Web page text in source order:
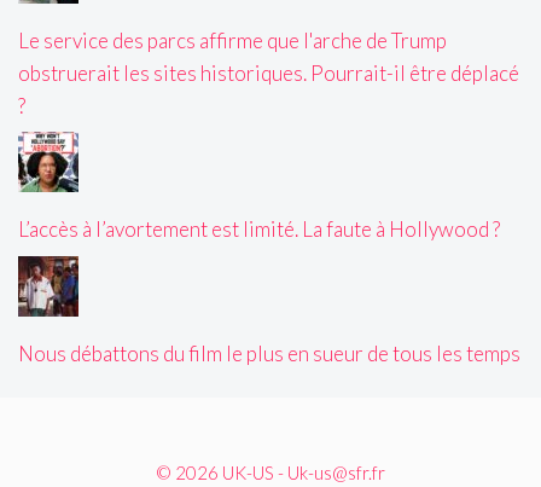
Le service des parcs affirme que l'arche de Trump
obstruerait les sites historiques. Pourrait-il être déplacé
?
L’accès à l’avortement est limité. La faute à Hollywood ?
Nous débattons du film le plus en sueur de tous les temps
© 2026 UK-US - Uk-us@sfr.fr